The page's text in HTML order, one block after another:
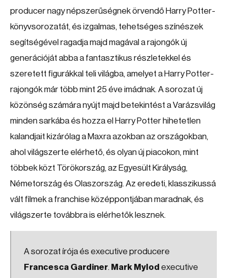
producer nagy népszerűségnek örvendő Harry Potter-
könyvsorozatát, és izgalmas, tehetséges színészek
segítségével ragadja majd magával a rajongók új
generációját abba a fantasztikus részletekkel és
szeretett figurákkal teli világba, amelyet a Harry Potter-
rajongók már több mint 25 éve imádnak. A sorozat új
közönség számára nyújt majd betekintést a Varázsvilág
minden sarkába és hozza el Harry Potter hihetetlen
kalandjait kizárólag a Maxra azokban az országokban,
ahol világszerte elérhető, és olyan új piacokon, mint
többek közt Törökország, az Egyesült Királyság,
Németország és Olaszország. Az eredeti, klasszikussá
vált filmek a franchise középpontjában maradnak, és
világszerte továbbra is elérhetők lesznek.
A sorozat írója és executive producere
Francesca Gardiner. Mark Mylod executive